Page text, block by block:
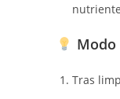
Modo
Tras